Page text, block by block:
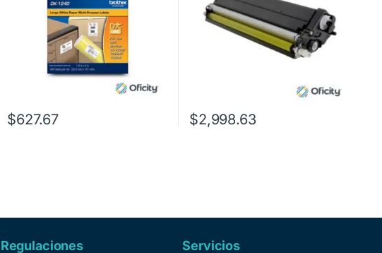
$627.67 $2,998.63
Regulaciones Servicios